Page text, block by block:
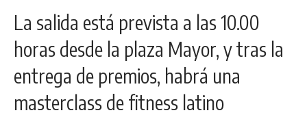
La salida está prevista a las 10.00
horas desde la plaza Mayor, y tras la
entrega de premios, habrá una
masterclass de fitness latino